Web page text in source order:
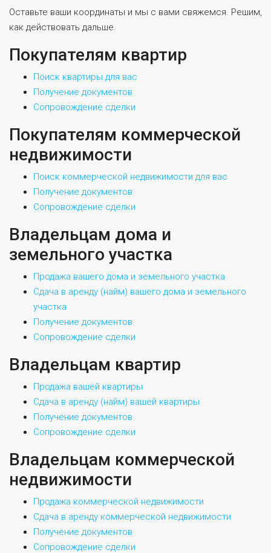
Оставьте ваши координаты и мы с вами свяжемся. Решим,
как действовать дальше.
Покупателям квартир
Поиск квартиры для вас
Получение документов
Сопровождение сделки
Покупателям коммерческой
недвижимости
Поиск коммерческой недвижимости для вас
Получение документов
Сопровождение сделки
Владельцам дома и
земельного участка
Продажа вашего дома и земельного участка
Сдача в аренду (найм) вашего дома и земельного
участка
Получение документов
Сопровождение сделки
Владельцам квартир
Продажа вашей квартиры
Сдача в аренду (найм) вашей квартиры
Получение документов
Сопровождение сделки
Владельцам коммерческой
недвижимости
Продажа коммерческой недвижимости
Сдача в аренду коммерческой недвижимости
Получение документов
Сопровождение сделки